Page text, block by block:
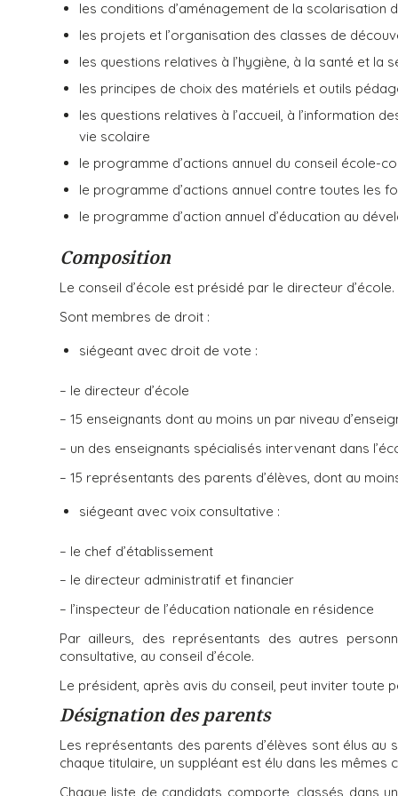
les conditions d’aménagement de la
les projets et l’organisation des classes de
les questions relatives à l’hygiène, à la santé et
les principes de choix des matériels et outils
les questions relatives à l’accueil, à l’information
vie scolaire
le programme d’actions annuel du conseil école-
le programme d’actions annuel contre toutes les
le programme d’action annuel d’éducation au
Composition
Le conseil d’école est présidé par le directeur d’école.
Sont membres de droit :
siégeant avec droit de vote :
– le directeur d’école
– 15 enseignants dont au moins un par niveau
– un des enseignants spécialisés intervenant dans
– 15 représentants des parents d’élèves, dont au
siégeant avec voix consultative :
– le chef d’établissement
– le directeur administratif et financier
– l’inspecteur de l’éducation nationale en résidence
Par ailleurs, des représentants des autres
consultative, au conseil d’école.
Le président, après avis du conseil, peut inviter toute
Désignation des parents
Les représentants des parents d’élèves sont élus
chaque titulaire, un suppléant est élu dans les mêmes
Chaque liste de candidats comporte, classés dans